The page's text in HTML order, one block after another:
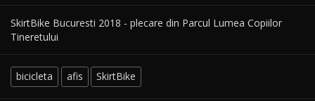
SkirtBike Bucuresti 2018 - plecare din Parcul Lumea Copiilor
Tineretului
bicicleta afis SkirtBike